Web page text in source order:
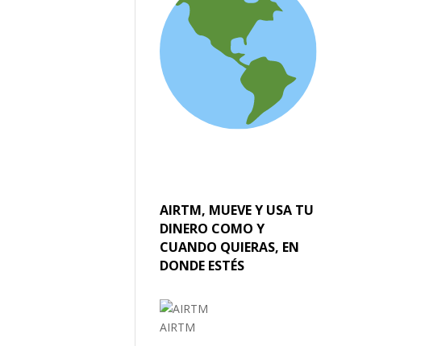
AIRTM, MUEVE Y USA TU
DINERO COMO Y
CUANDO QUIERAS, EN
DONDE ESTÉS
AIRTM